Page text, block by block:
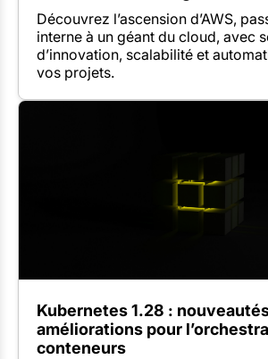
Découvrez l’ascension d’AWS,
interne à un géant du cloud, avec
d’innovation, scalabilité et
vos projets.
Kubernetes 1.28 :
améliorations pour
conteneurs